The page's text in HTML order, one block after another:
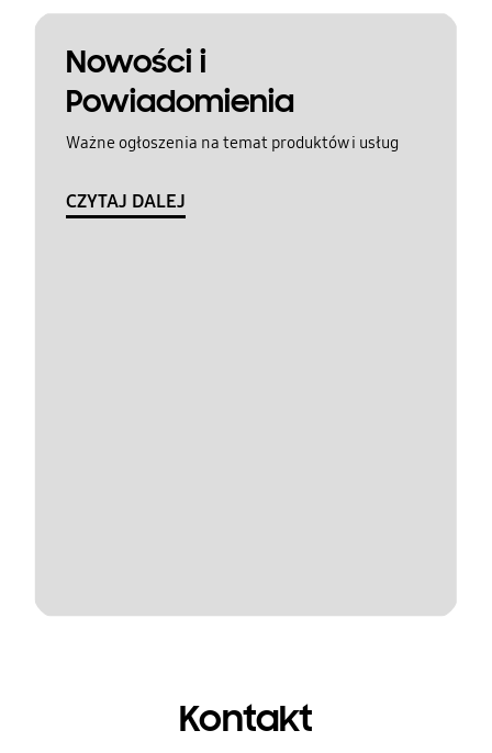
Nowości i
Powiadomienia
Ważne ogłoszenia na temat produktów i usług
CZYTAJ DALEJ
Kontakt